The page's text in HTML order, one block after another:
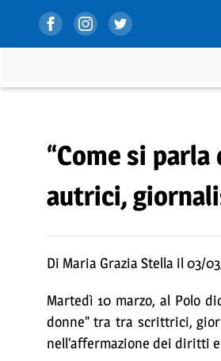
“Come si
autrici,
Di Maria Grazia Stella il 03/
Martedì 10 marzo, al Polo
donne” tra tra scrittrici,
nell’affermazione dei diritti